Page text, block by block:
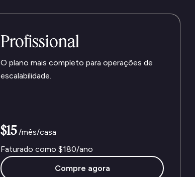
Profissional
O plano mais completo para operações de
escalabilidade.
$15 /mês/casa
Faturado como $180/ano
Compre agora